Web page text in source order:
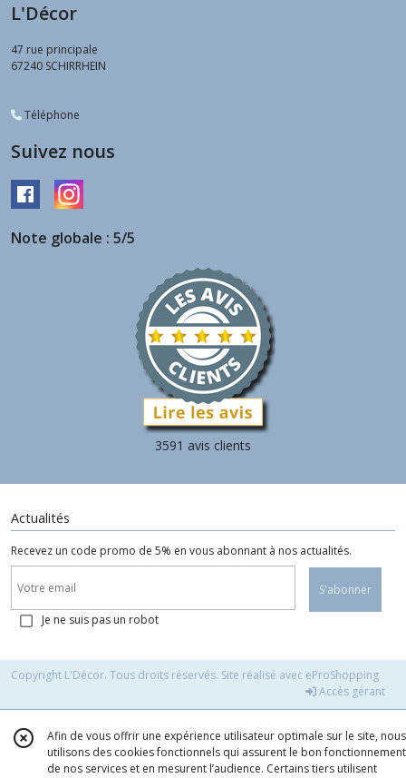
L'Décor
47 rue principale
67240 SCHIRRHEIN
Téléphone
Suivez nous
Note globale : 5/5
3591 avis clients
Actualités
Recevez un code promo de 5% en vous abonnant à nos actualités.
S'abonner
Je ne suis pas un robot
Copyright L'Décor. Tous droits réservés. Site réalisé avec eProShopping
Accès gérant
Afin de vous offrir une expérience utilisateur optimale sur le site, nous
utilisons des cookies fonctionnels qui assurent le bon fonctionnement
de nos services et en mesurent l’audience. Certains tiers utilisent